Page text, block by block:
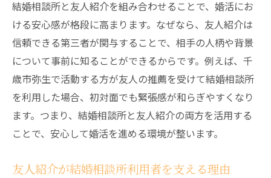
結婚相談所と友人紹介を組み合わせることで、婚活にお
ける安心感が格段に高まります。なぜなら、友人紹介は
信頼できる第三者が関与することで、相手の人柄や背景
について事前に知ることができるからです。例えば、千
歳市弥生で活動する方が友人の推薦を受けて結婚相談所
を利用した場合、初対面でも緊張感が和らぎやすくなり
ます。つまり、結婚相談所と友人紹介の両方を活用する
ことで、安心して婚活を進める環境が整います。
友人紹介が結婚相談所利用者を支える理由